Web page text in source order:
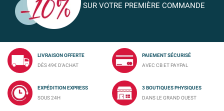
SUR VOTRE PREMIÈRE COMMANDE
LIVRAISON OFFERTE
DÈS 49€ D'ACHAT
PAIEMENT SÉCURISÉ
AVEC CB ET PAYPAL
EXPÉDITION EXPRESS
SOUS 24H
3 BOUTIQUES PHYSIQUES
DANS LE GRAND OUEST